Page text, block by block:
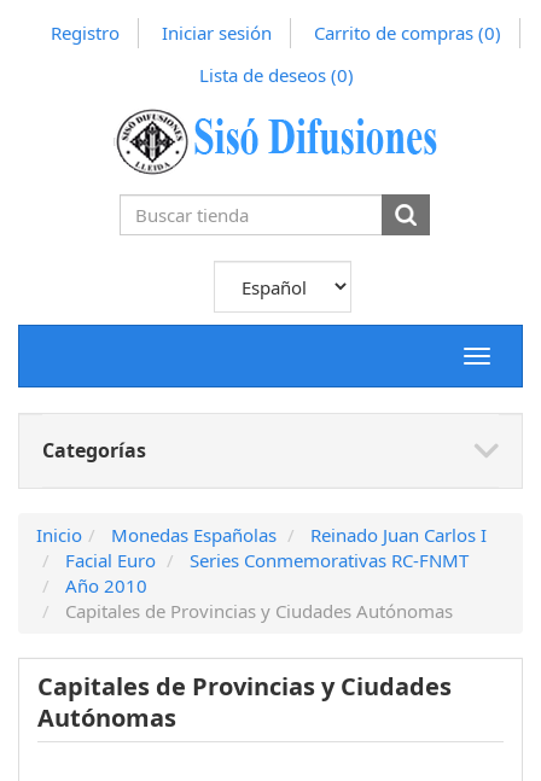
Registro Iniciar sesión Carrito de compras (0)
Lista de deseos (0)
Toggle
Categorías
Inicio Monedas Españolas
Reinado Juan Carlos I
Facial Euro
Series Conmemorativas RC-FNMT
Año 2010
Capitales de Provincias y Ciudades Autónomas
Capitales de Provincias y Ciudades
Autónomas